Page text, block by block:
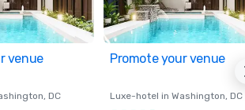
venue
, DC
Promote your venue
Luxe-hotel in Washington, DC